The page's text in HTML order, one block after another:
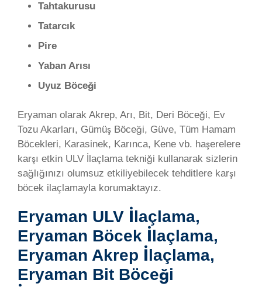
Tahtakurusu
Tatarcık
Pire
Yaban Arısı
Uyuz Böceği
Eryaman olarak Akrep, Arı, Bit, Deri Böceği, Ev
Tozu Akarları, Gümüş Böceği, Güve, Tüm Hamam
Böcekleri, Karasinek, Karınca, Kene vb. haşerelere
karşı etkin ULV İlaçlama tekniği kullanarak sizlerin
sağlığınızı olumsuz etkiliyebilecek tehditlere karşı
böcek ilaçlamayla korumaktayız.
Eryaman ULV İlaçlama,
Eryaman Böcek İlaçlama,
Eryaman Akrep İlaçlama,
Eryaman Bit Böceği